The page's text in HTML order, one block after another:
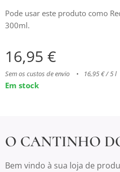
Pode usar este produto como
300ml.
16,95 €
Sem os custos de envio 16,95 € / 5 l
Em stock
O CANTINHO
Bem vindo à sua loja de